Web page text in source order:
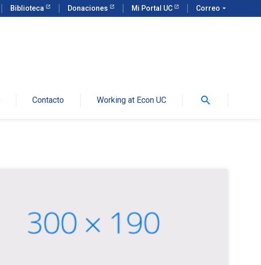
Biblioteca Donaciones Mi Portal UC Correo arrow_drop_down
Contacto Working at Econ UC search